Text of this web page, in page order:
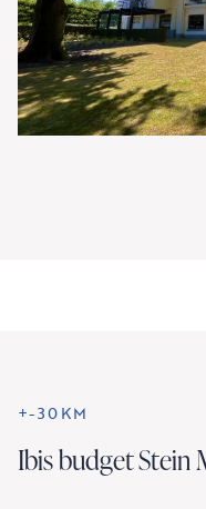
+-30KM
Ibis budget Stein